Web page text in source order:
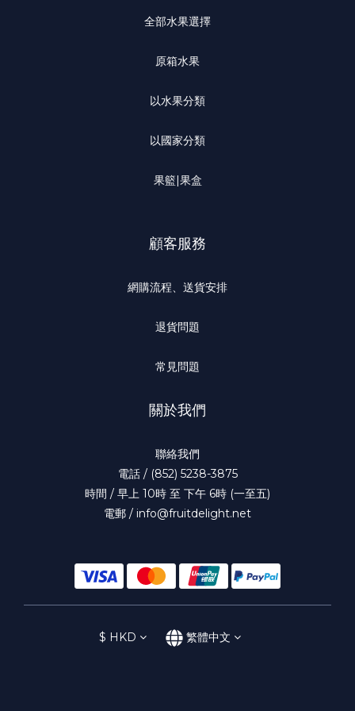
全部水果選擇
原箱水果
以水果分類
以國家分類
果籃|果盒
顧客服務
網購流程、送貨安排
退貨問題
常見問題
關於我們
聯絡我們
電話 / (852) 5238-3875
時間 / 早上 10時 至 下午 6時 (一至五)
電郵 / info@fruitdelight.net
$ HKD 繁體中文